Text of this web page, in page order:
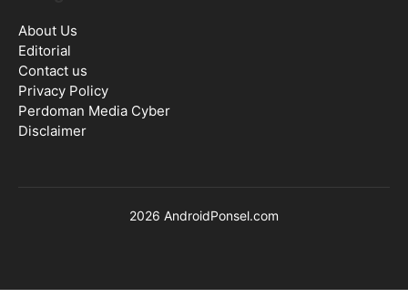
About Us
Editorial
Contact us
Privacy Policy
Perdoman Media Cyber
Disclaimer
2026 AndroidPonsel.com